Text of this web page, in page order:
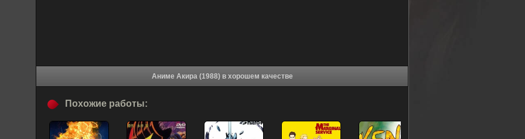
Аниме Акира (1988) в хорошем качестве
Похожие работы: